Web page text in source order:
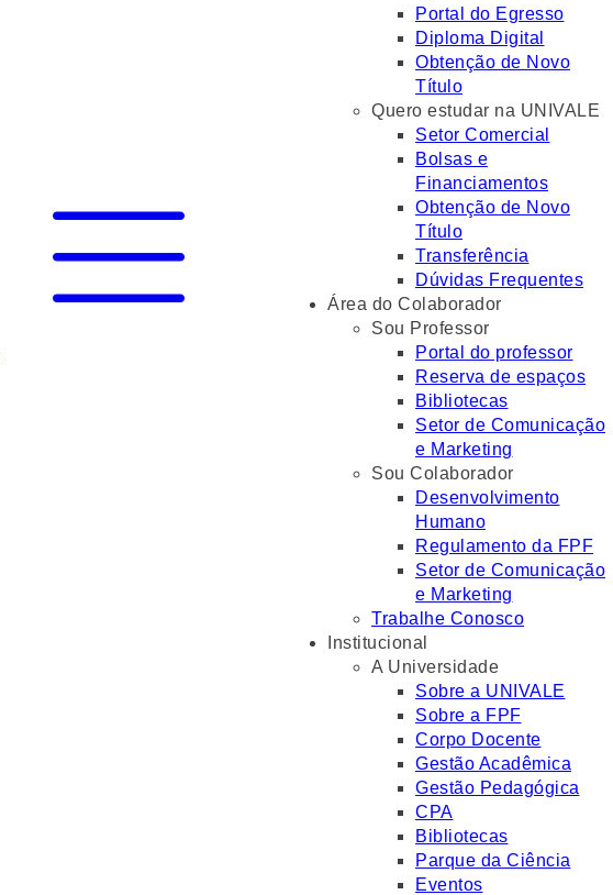
Portal do Egresso
Diploma Digital
Obtenção de Novo
Título
Quero estudar na UNIVALE
Setor Comercial
Bolsas e
Financiamentos
Obtenção de Novo
Título
Transferência
Dúvidas Frequentes
Área do Colaborador
Sou Professor
Portal do professor
Reserva de espaços
Bibliotecas
Setor de Comunicação
e Marketing
Sou Colaborador
Desenvolvimento
Humano
Regulamento da FPF
Setor de Comunicação
e Marketing
Trabalhe Conosco
Institucional
A Universidade
Sobre a UNIVALE
Sobre a FPF
Corpo Docente
Gestão Acadêmica
Gestão Pedagógica
CPA
Bibliotecas
Parque da Ciência
Eventos